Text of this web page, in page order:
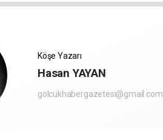
Köşe Yazarı
Hasan YAYAN
golcukhabergazetesi@gmail.com